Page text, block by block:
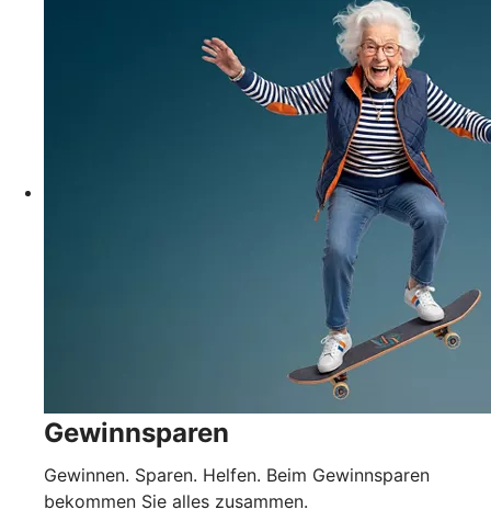
Gewinnsparen
Gewinnen. Sparen. Helfen. Beim Gewinnsparen
bekommen Sie alles zusammen.